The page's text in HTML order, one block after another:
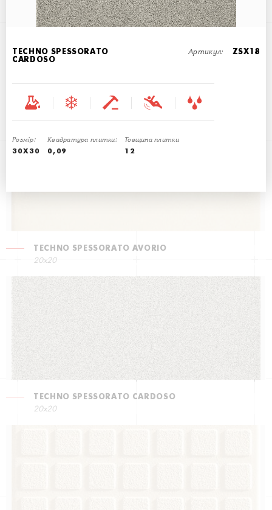
TECHNO SPESSORATO
CARDOSO
Артикул: ZSX18
Розмір:
30X30
Квадратура плитки:
0,09
Товщина плитки
12
TECHNO SPESSORATO CARNIGLIA
20x20
TECHNO SPESSORATO AVORIO
20x20
TECHNO SPESSORATO CARDOSO
20x20